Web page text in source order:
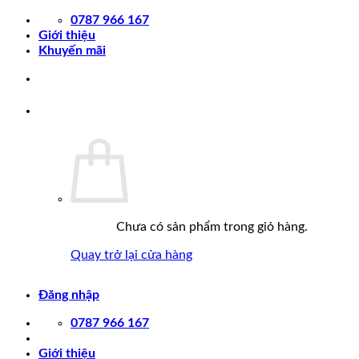
Chuyển
0787 966 167
Giới thiệu
Khuyến mãi
Chưa có sản phẩm trong giỏ hàng.
Quay trở lại cửa hàng
Đăng nhập
0787 966 167
Giới thiệu